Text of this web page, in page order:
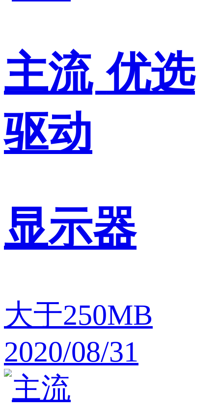
主流 优选
驱动
显示器
大于250MB
2020/08/31